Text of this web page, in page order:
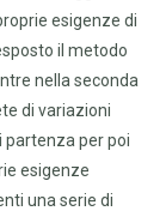
esigenze di
il metodo
nella seconda
di variazioni
per poi
esigenze
una serie di